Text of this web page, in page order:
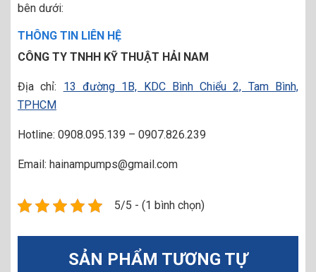
bên dưới:
THÔNG TIN LIÊN HỆ
CÔNG TY TNHH KỸ THUẬT HẢI NAM
Địa chỉ: 13 đường 1B, KDC Bình Chiểu 2, Tam Bình,
TPHCM
Hotline: 0908.095.139 – 0907.826.239
Email: hainampumps@gmail.com
5/5 - (1 bình chọn)
SẢN PHẨM TƯƠNG TỰ